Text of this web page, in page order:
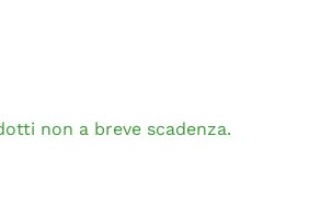
non a breve scadenza.